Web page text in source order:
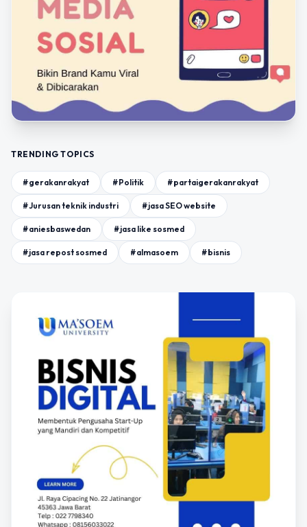
TRENDING TOPICS
#gerakanrakyat #Politik #partaigerakanrakyat
#Jurusan teknik industri #jasa SEO website
#aniesbaswedan #jasa like sosmed
#jasa repost sosmed #almasoem #bisnis